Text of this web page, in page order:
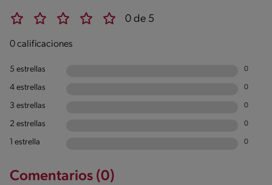
0 de 5
0 calificaciones
5 estrellas 0
4 estrellas 0
3 estrellas 0
2 estrellas 0
1 estrella 0
Comentarios (0)